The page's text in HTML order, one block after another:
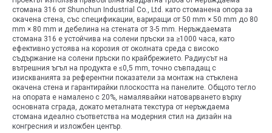
стомана 316 от Shunchun Industrial Co., Ltd. като стоманена опора за
окачена стена, със спецификации, вариращи от 50 mm × 50 mm до 80
mm × 80 mm и дебелина на стената от 3-5 mm. Неръждаемата
стомана 316 е устойчива на солени пръски за ≥1000 часа, като
ефективно устоява на корозия от околната среда с високо
съдържание на солени пръски по крайбрежието. Радиусът на
вътрешния ъгъл на продукта е ≤0,5 mm, точно съвпадащ с
изискванията за референтни показатели за монтаж на стъклена
окачена стена и гарантирайки плоскостта на панелите. Общото тегло
на опората е намалено с 20%, намалявайки натоварването върху
основната сграда, докато металната текстура от неръждаема
стомана идеално съответства на модерния стил на дизайн на
конгресния и изложбен център.